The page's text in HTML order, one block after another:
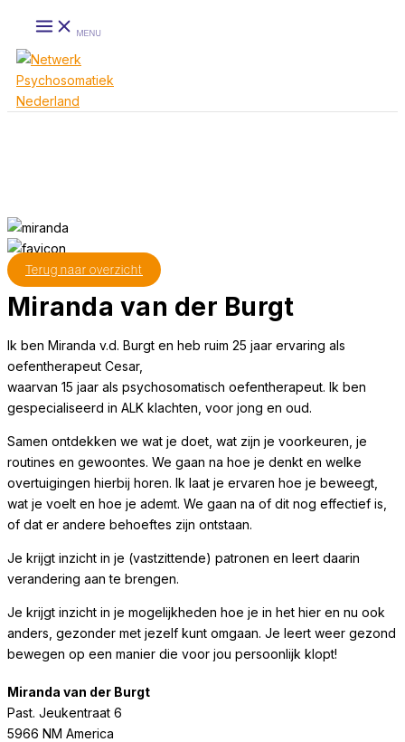
de
inhoud
MENU
Terug naar overzicht
Miranda van der Burgt
Ik ben Miranda v.d. Burgt en heb ruim 25 jaar ervaring als
oefentherapeut Cesar,
waarvan 15 jaar als psychosomatisch oefentherapeut. Ik ben
gespecialiseerd in ALK klachten, voor jong en oud.
Samen ontdekken we wat je doet, wat zijn je voorkeuren, je
routines en gewoontes. We gaan na hoe je denkt en welke
overtuigingen hierbij horen. Ik laat je ervaren hoe je beweegt,
wat je voelt en hoe je ademt. We gaan na of dit nog effectief is,
of dat er andere behoeftes zijn ontstaan.
Je krijgt inzicht in je (vastzittende) patronen en leert daarin
verandering aan te brengen.
Je krijgt inzicht in je mogelijkheden hoe je in het hier en nu ook
anders, gezonder met jezelf kunt omgaan. Je leert weer gezond
bewegen op een manier die voor jou persoonlijk klopt!
Miranda van der Burgt
Past. Jeukentraat 6
5966 NM America